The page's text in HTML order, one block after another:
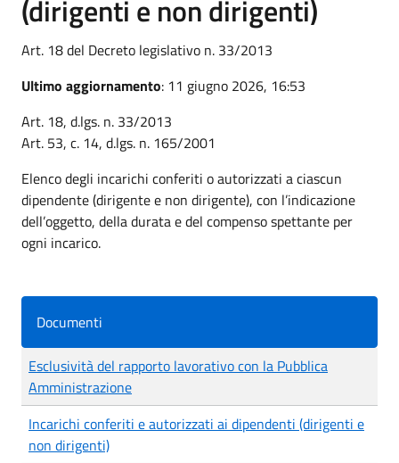
(dirigenti e non dirigenti)
Art. 18 del Decreto legislativo n. 33/2013
Ultimo aggiornamento: 11 giugno 2026, 16:53
Art. 18, d.lgs. n. 33/2013
Art. 53, c. 14, d.lgs. n. 165/2001
Elenco degli incarichi conferiti o autorizzati a ciascun
dipendente (dirigente e non dirigente), con l’indicazione
dell’oggetto, della durata e del compenso spettante per
ogni incarico.
Documenti
Esclusività del rapporto lavorativo con la Pubblica
Amministrazione
Incarichi conferiti e autorizzati ai dipendenti (dirigenti e
non dirigenti)